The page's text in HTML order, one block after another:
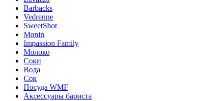
Barbacks
Vedrenne
SweetShot
Monin
Impassion Family
Молоко
Соки
Вода
Сок
Посуда WMF
Аксессуары бариста